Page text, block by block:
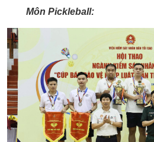
Môn Pickleball: